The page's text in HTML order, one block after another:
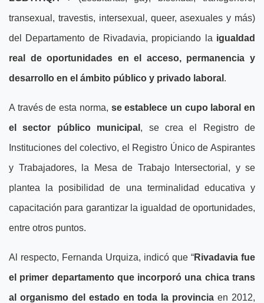
transexual, travestis, intersexual, queer, asexuales y más)
del Departamento de Rivadavia, propiciando la igualdad
real de oportunidades en el acceso, permanencia y
desarrollo en el ámbito público y privado laboral .
A través de esta norma, se establece un cupo laboral en
el sector público municipal , se crea el Registro de
Instituciones del colectivo, el Registro Único de Aspirantes
y Trabajadores, la Mesa de Trabajo Intersectorial, y se
plantea la posibilidad de una terminalidad educativa y
capacitación para garantizar la igualdad de oportunidades,
entre otros puntos.
Al respecto, Fernanda Urquiza, indicó que “Rivadavia fue
el primer departamento que incorporó una chica trans
al organismo del estado en toda la provincia en 2012,